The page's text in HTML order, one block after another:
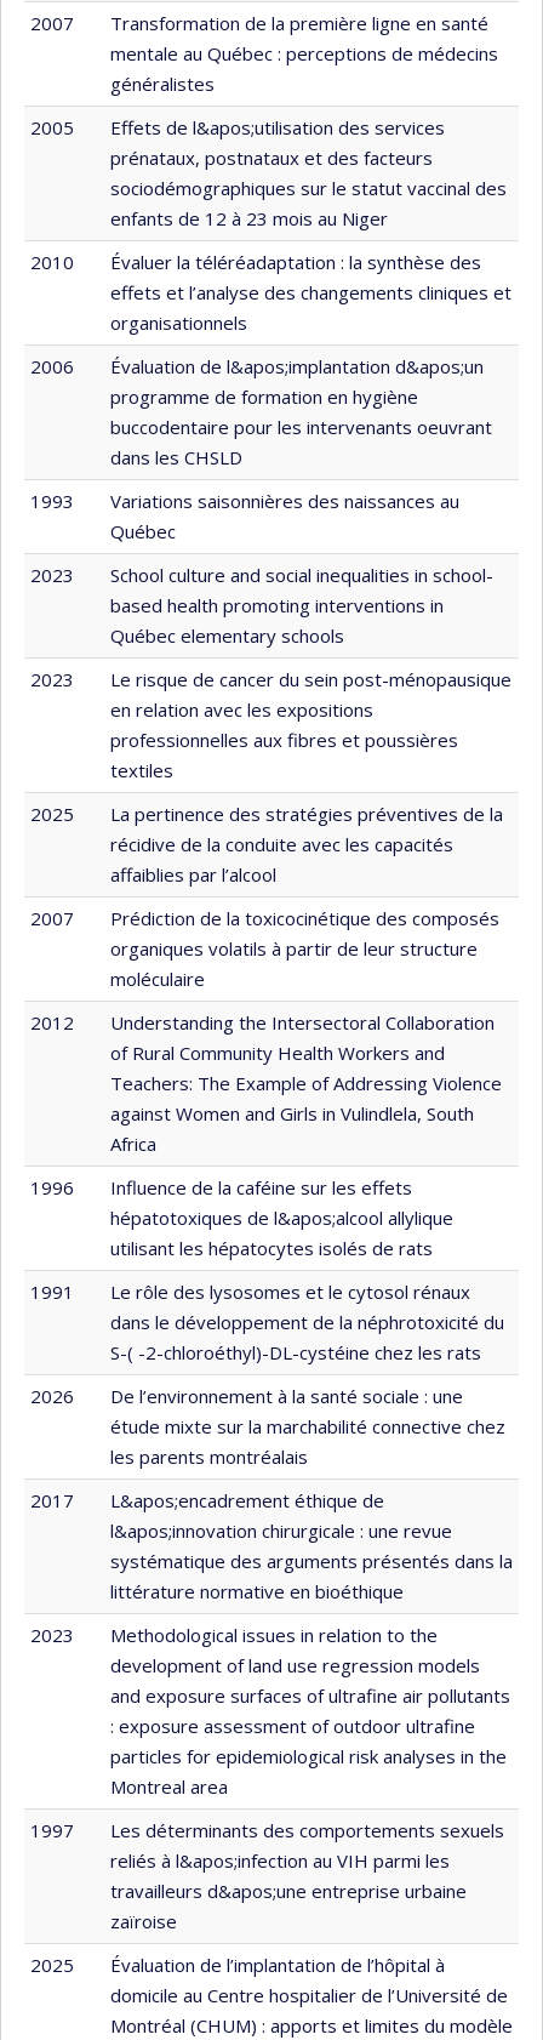
2007
Transformation de la première ligne en santé
mentale au Québec : perceptions de médecins
généralistes
2005
Effets de l&apos;utilisation des services
prénataux, postnataux et des facteurs
sociodémographiques sur le statut vaccinal des
enfants de 12 à 23 mois au Niger
2010
Évaluer la téléréadaptation : la synthèse des
effets et l’analyse des changements cliniques et
organisationnels
2006
Évaluation de l&apos;implantation d&apos;un
programme de formation en hygiène
buccodentaire pour les intervenants oeuvrant
dans les CHSLD
1993
Variations saisonnières des naissances au
Québec
2023
School culture and social inequalities in school-
based health promoting interventions in
Québec elementary schools
2023
Le risque de cancer du sein post-ménopausique
en relation avec les expositions
professionnelles aux fibres et poussières
textiles
2025
La pertinence des stratégies préventives de la
récidive de la conduite avec les capacités
affaiblies par l’alcool
2007
Prédiction de la toxicocinétique des composés
organiques volatils à partir de leur structure
moléculaire
2012
Understanding the Intersectoral Collaboration
of Rural Community Health Workers and
Teachers: The Example of Addressing Violence
against Women and Girls in Vulindlela, South
Africa
1996
Influence de la caféine sur les effets
hépatotoxiques de l&apos;alcool allylique
utilisant les hépatocytes isolés de rats
1991
Le rôle des lysosomes et le cytosol rénaux
dans le développement de la néphrotoxicité du
S-( -2-chloroéthyl)-DL-cystéine chez les rats
2026
De l’environnement à la santé sociale : une
étude mixte sur la marchabilité connective chez
les parents montréalais
2017
L&apos;encadrement éthique de
l&apos;innovation chirurgicale : une revue
systématique des arguments présentés dans la
littérature normative en bioéthique
2023
Methodological issues in relation to the
development of land use regression models
and exposure surfaces of ultrafine air pollutants
: exposure assessment of outdoor ultrafine
particles for epidemiological risk analyses in the
Montreal area
1997
Les déterminants des comportements sexuels
reliés à l&apos;infection au VIH parmi les
travailleurs d&apos;une entreprise urbaine
zaïroise
2025
Évaluation de l’implantation de l’hôpital à
domicile au Centre hospitalier de l’Université de
Montréal (CHUM) : apports et limites du modèle